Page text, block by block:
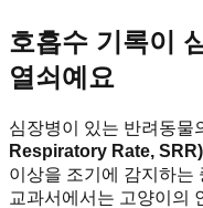
호흡수 기록이
열쇠예요
심장병이 있는 반려동물
Respiratory Rate, SRR)
이상을 조기에 감지하는
교과서에서는 고양이의